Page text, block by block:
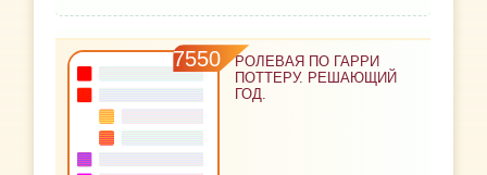
7550
РОЛЕВАЯ ПО ГАРРИ
ПОТТЕРУ. РЕШАЮЩИЙ
ГОД.